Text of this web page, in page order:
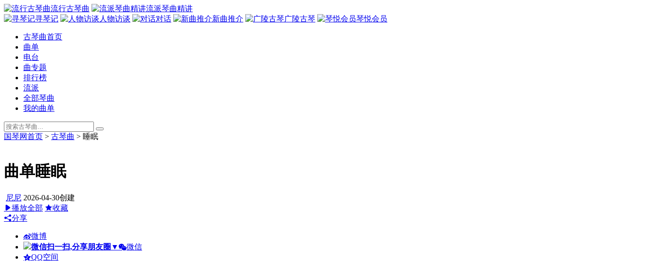
流行古琴曲
流派琴曲精讲
寻琴记
人物访谈 对话 新曲推介 广陵古琴 琴悦会员
古琴曲首页
曲单
电台
曲专题
排行榜
流派
全部琴曲
我的曲单
国琴网首页 > 古琴曲 > 睡眠
曲单睡眠
尼尼 2026-04-30创建
播放全部
收藏
分享
微博
微信扫一扫,分享朋友圈 ▼
微信
QQ空间